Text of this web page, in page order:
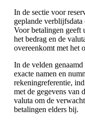
In de sectie voor
geplande verblijfsdata
Voor betalingen geeft
het bedrag en de
overeenkomt met het
In de velden
exacte namen en
rekeningreferentie,
met de gegevens van
valuta om de
betalingen elders bij.